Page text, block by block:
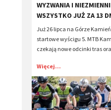
WYZWANIA I
WSZYSTKO JUŻ ZA 13
Już 26 lipca na Górze
startowe wyścigu 5. MTB
czekają nowe odcinki tras
Więcej...